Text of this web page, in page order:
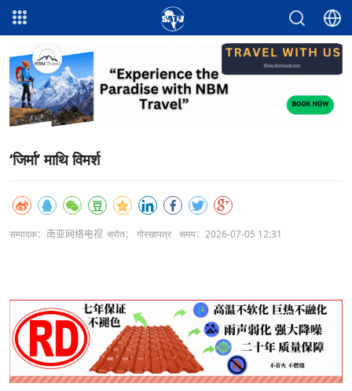
‘जिर्मा’ माथि विमर्श
सम्पादक：南亚网络电视 स्रोत： गोरखापत्र समय：2026-07-05 12:31